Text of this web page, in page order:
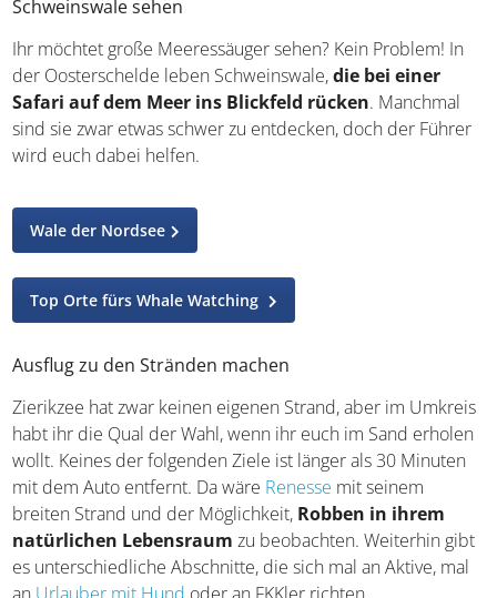
Die besten Surfspots der Welt
Schweinswale sehen
Ihr möchtet große Meeressäuger sehen? Kein Problem! In
der Oosterschelde leben Schweinswale, die bei einer
Führer wird euch dabei helfen.
Wale der Nordsee
Top Orte fürs Whale Watching
Ausflug zu den Stränden machen
Zierikzee hat zwar keinen eigenen Strand, aber im
Umkreis habt ihr die Qual der Wahl, wenn ihr euch im
Sand erholen wollt. Keines der folgenden Ziele ist länger
als 30 Minuten mit dem Auto entfernt. Da wäre Renesse
mit seinem breiten Strand und der Möglichkeit,
Robben